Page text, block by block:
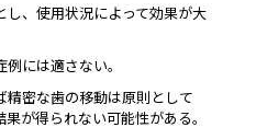
し、使用状況によって効果が大
には適さない。
密な歯の移動は原則として
が得られない可能性がある。